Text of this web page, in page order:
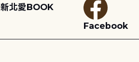
新北愛BOOK
Facebook